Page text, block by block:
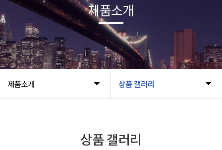
제품소개 상품 갤러리
제품소개
상품 갤러리